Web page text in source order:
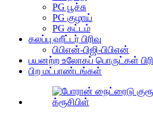
PG பூச்சு
PG குழாய்
PG கட்டம்
கலப்பு ஹீட்டர் பிரிவு
பிபிஎன்-பிஜி-பிபிஎன்
பயனற்ற உலோகப் பொருட்கள்
பிற மட்பாண்டங்கள்